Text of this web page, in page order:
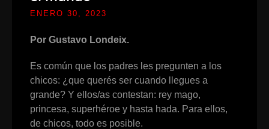
ENERO 30, 2023
Por Gustavo Londeix.
Es común que los padres les pregunten a los
chicos: ¿que querés ser cuando llegues a
grande? Y ellos/as contestan: rey mago,
princesa, superhéroe y hasta hada. Para ellos,
de chicos, todo es posible.